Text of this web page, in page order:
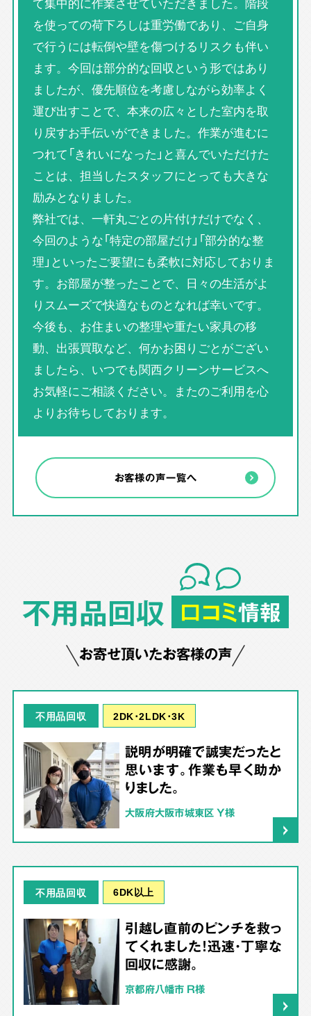
を使っての荷下ろしは重労働であり、ご自身
で行うには転倒や壁を傷つけるリスクも伴い
ます。今回は部分的な回収という形ではあり
ましたが、優先順位を考慮しながら効率よく
運び出すことで、本来の広々とした室内を取
り戻すお手伝いができました。作業が進むに
つれて「きれいになった」と喜んでいただけた
ことは、担当したスタッフにとっても大きな
励みとなりました。
弊社では、一軒丸ごとの片付けだけでなく、
今回のような「特定の部屋だけ」「部分的な整
理」といったご要望にも柔軟に対応しておりま
す。お部屋が整ったことで、日々の生活がよ
りスムーズで快適なものとなれば幸いです。
今後も、お住まいの整理や重たい家具の移
動、出張買取など、何かお困りごとがござい
ましたら、いつでも関西クリーンサービスへ
お気軽にご相談ください。またのご利用を心
よりお待ちしております。
お客様の声一覧へ
不用品回収 口コミ情報
お寄せ頂いたお客様の声
不用品回収 2DK･2LDK･3K
説明が明確で誠実だったと
思います。作業も早く助か
りました。
大阪府大阪市城東区 Y様
不用品回収 6DK以上
引越し直前のピンチを救っ
てくれました！迅速・丁寧な
回収に感謝。
京都府八幡市 R様